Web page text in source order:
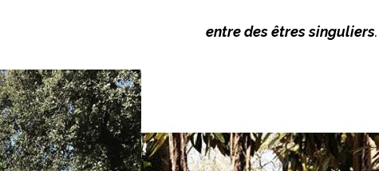
entre des êtres singuliers.